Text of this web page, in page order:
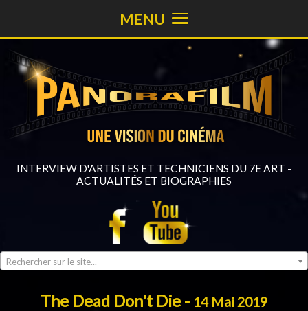
INTERVIEW D'ARTISTES ET TECHNICIENS DU 7E ART -
ACTUALITÉS ET BIOGRAPHIES
Rechercher sur le site...
MENU
The Dead Don't Die - 14 Mai 2019